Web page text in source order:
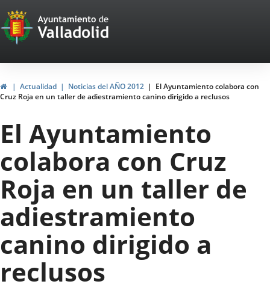
Portal
Web
del
Ayuntamiento
de
Valladolid
HomeActualidad Noticias del AÑO 2012
El Ayuntamiento colabora con
Cruz Roja en un taller de adiestramiento canino dirigido a reclusos
El Ayuntamiento
colabora con Cruz
Roja en un taller de
adiestramiento
canino dirigido a
reclusos